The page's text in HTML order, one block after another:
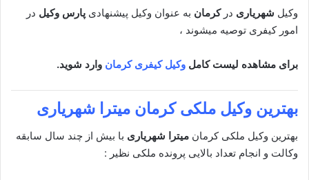
وکیل شهریاری در کرمان به عنوان وکیل پیشنهادی پارس وکیل در
امور کیفری توصیه میشوند ،
برای مشاهده لیست کامل وکیل کیفری کرمان وارد شوید.
بهترین وکیل ملکیکرمان میترا شهریاری
بهترین وکیل ملکی کرمان میترا شهریاری با بیش از چند سال سابقه
وکالت و انجام تعداد بالایی پرونده ملکی نظیر :